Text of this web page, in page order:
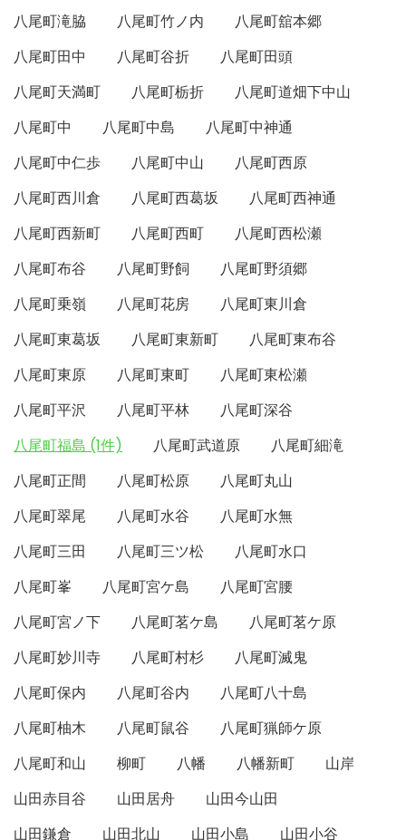
八尾町滝脇
八尾町竹ノ内
八尾町舘本郷
八尾町田中
八尾町谷折
八尾町田頭
八尾町天満町
八尾町栃折
八尾町道畑下中山
八尾町中
八尾町中島
八尾町中神通
八尾町中仁歩
八尾町中山
八尾町西原
八尾町西川倉
八尾町西葛坂
八尾町西神通
八尾町西新町
八尾町西町
八尾町西松瀬
八尾町布谷
八尾町野飼
八尾町野須郷
八尾町乗嶺
八尾町花房
八尾町東川倉
八尾町東葛坂
八尾町東新町
八尾町東布谷
八尾町東原
八尾町東町
八尾町東松瀬
八尾町平沢
八尾町平林
八尾町深谷
八尾町福島 (1件)
八尾町武道原
八尾町細滝
八尾町正間
八尾町松原
八尾町丸山
八尾町翠尾
八尾町水谷
八尾町水無
八尾町三田
八尾町三ツ松
八尾町水口
八尾町峯
八尾町宮ケ島
八尾町宮腰
八尾町宮ノ下
八尾町茗ケ島
八尾町茗ケ原
八尾町妙川寺
八尾町村杉
八尾町滅鬼
八尾町保内
八尾町谷内
八尾町八十島
八尾町柚木
八尾町鼠谷
八尾町猟師ケ原
八尾町和山
柳町 八幡 八幡新町
山岸
山田赤目谷
山田居舟
山田今山田
山田鎌倉
山田北山 山田小島
山田小谷